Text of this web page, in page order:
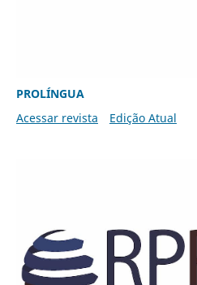
PROLÍNGUA
Acessar revista
Edição Atual